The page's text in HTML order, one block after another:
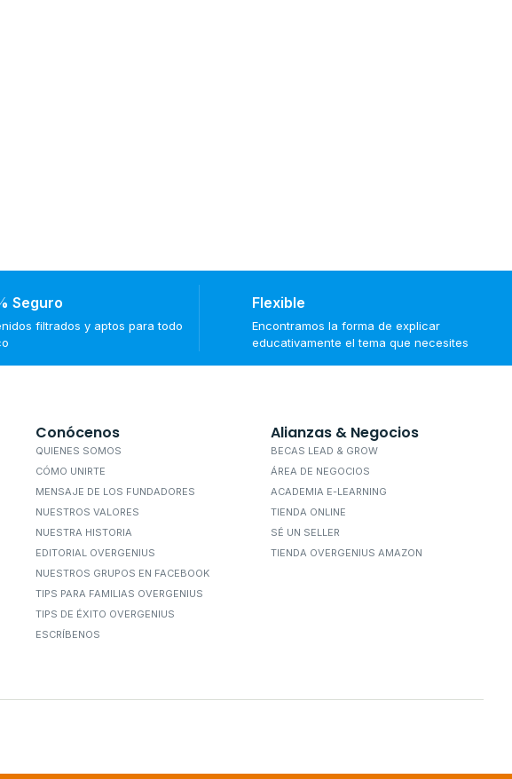
Seguro
filtrados y aptos para todo
Flexible
Encontramos la forma de explicar
educativamente el tema que necesites
Conócenos
QUIENES SOMOS
CÓMO UNIRTE
MENSAJE DE LOS FUNDADORES
NUESTROS VALORES
NUESTRA HISTORIA
EDITORIAL OVERGENIUS
NUESTROS GRUPOS EN FACEBOOK
TIPS PARA FAMILIAS OVERGENIUS
TIPS DE ÉXITO OVERGENIUS
ESCRÍBENOS
Alianzas & Negocios
BECAS LEAD & GROW
ÁREA DE NEGOCIOS
ACADEMIA E-LEARNING
TIENDA ONLINE
SÉ UN SELLER
TIENDA OVERGENIUS AMAZON